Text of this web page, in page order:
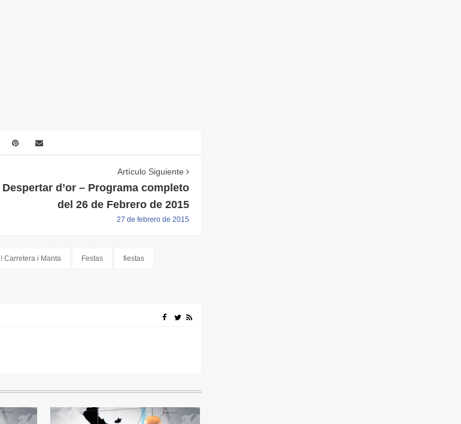
Artículo Siguiente
Despertar d’or – Programa completo
del 26 de Febrero de 2015
27 de febrero de 2015
Carretera i Manta Festas fiestas